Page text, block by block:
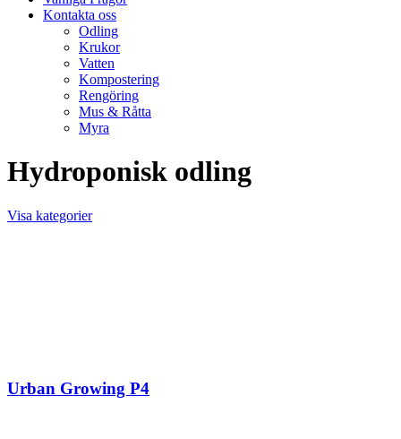
Kontakta oss
Odling
Krukor
Vatten
Kompostering
Rengöring
Mus & Råtta
Myra
Hydroponisk odling
Visa kategorier
Urban Growing P4